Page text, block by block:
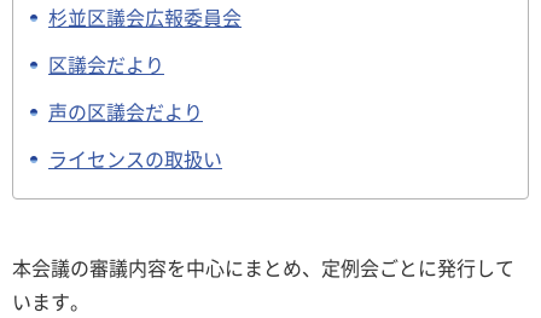
杉並区議会広報委員会
区議会だより
声の区議会だより
ライセンスの取扱い
本会議の審議内容を中心にまとめ、定例会ごとに発行して
います。